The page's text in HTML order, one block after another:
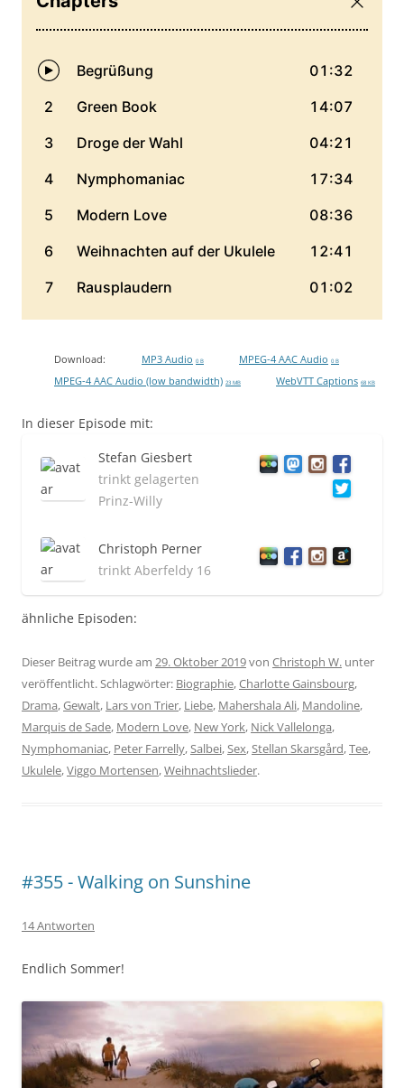
Download: MP3 Audio 0 B MPEG-4 AAC Audio 0 B
MPEG-4 AAC Audio (low bandwidth) 23 MB WebVTT Captions 68 KB
In dieser Episode mit:
Stefan Giesbert
trinkt gelagerten
Prinz-Willy
Christoph Perner
trinkt Aberfeldy 16
ähnliche Episoden:
Dieser Beitrag wurde am 29. Oktober 2019von Christoph W. unter
veröffentlicht. Schlagwörter: Biographie,Charlotte Gainsbourg,
Drama,Gewalt, Lars von Trier, Liebe, Mahershala Ali, Mandoline,
Marquis de Sade, Modern Love, New York, Nick Vallelonga,
Nymphomaniac, Peter Farrelly,Salbei,Sex,Stellan Skarsgård,Tee,
Ukulele,Viggo Mortensen,Weihnachtslieder.
#355 - Walking on Sunshine
14 Antworten
Endlich Sommer!